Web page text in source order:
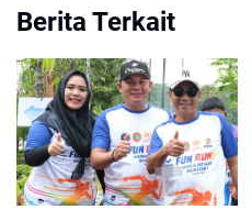
Berita Terkait